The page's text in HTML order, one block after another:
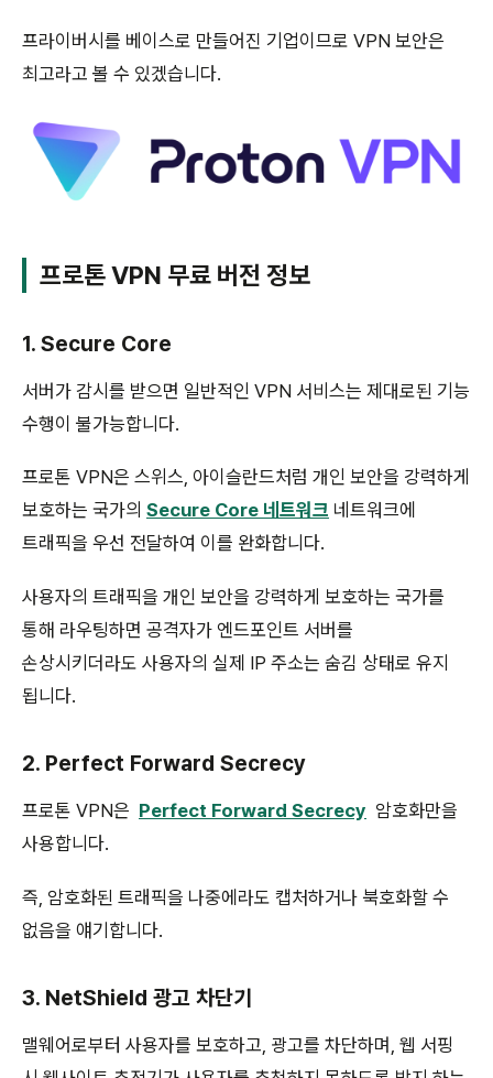
프라이버시를 베이스로 만들어진 기업이므로 VPN 보안은
최고라고 볼 수 있겠습니다.
프로톤 VPN 무료 버전 정보
1. Secure Core
서버가 감시를 받으면 일반적인 VPN 서비스는 제대로된 기능
수행이 불가능합니다.
프로톤 VPN은 스위스, 아이슬란드처럼 개인 보안을 강력하게
보호하는 국가의 Secure Core 네트워크 네트워크에
트래픽을 우선 전달하여 이를 완화합니다.
사용자의 트래픽을 개인 보안을 강력하게 보호하는 국가를
통해 라우팅하면 공격자가 엔드포인트 서버를
손상시키더라도 사용자의 실제 IP 주소는 숨김 상태로 유지
됩니다.
2. Perfect Forward Secrecy
프로톤 VPN은 Perfect Forward Secrecy 암호화만을
사용합니다.
즉, 암호화된 트래픽을 나중에라도 캡처하거나 북호화할 수
없음을 얘기합니다.
3. NetShield 광고 차단기
맬웨어로부터 사용자를 보호하고, 광고를 차단하며, 웹 서핑